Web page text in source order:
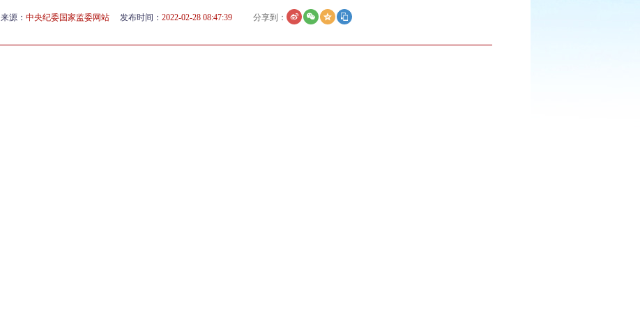
来源： 中央纪委国家监委网站 发布时间： 2022-02-28 08:47:39 分享到：